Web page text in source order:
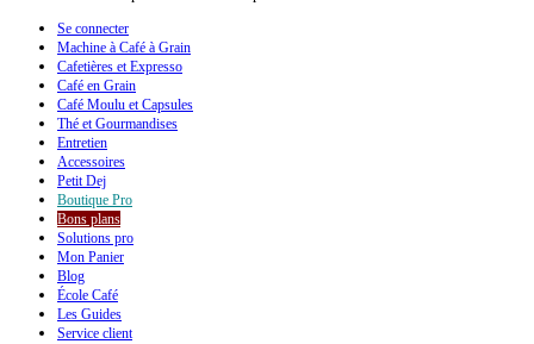
Se connecter
Machine à Café à Grain
Cafetières et Expresso
Café en Grain
Café Moulu et Capsules
Thé et Gourmandises
Entretien
Accessoires
Petit Dej
Boutique Pro
Bons plans
Solutions pro
Mon Panier
Blog
École Café
Les Guides
Service client